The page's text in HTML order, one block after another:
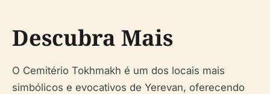
Descubra Mais
O Cemitério Tokhmakh é um dos locais mais
simbólicos e evocativos de Yerevan, oferecendo